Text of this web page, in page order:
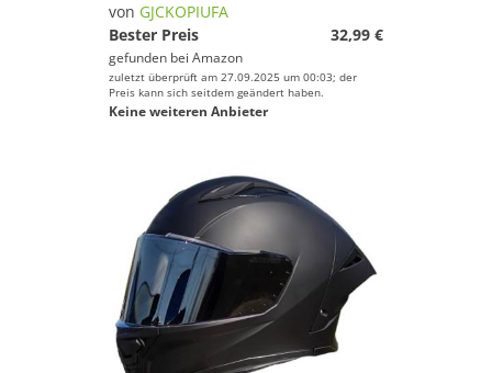
von GJCKOPIUFA
Bester Preis
32,99 €
gefunden bei Amazon
zuletzt überprüft am 27.09.2025 um 00:03; der
Preis kann sich seitdem geändert haben.
Keine weiteren Anbieter